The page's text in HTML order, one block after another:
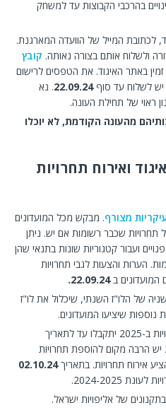
בהרכבי הקבוצות עד למשחק
לכתובת המייל של הוועדה המארגנת.
ולשלוח אותם בצורה נאותה. קובץ
זמין באתר האיגוד. את הטפסים לרישום
יש לשלוח עד סוף22.09.24. נא
ראוי של תחילת העונה.
מהעונה הקודמת, לא יוכלו
ואירוח תחרויות
מצורף. מבקש מכל המועדונים
תחרויות שכבר רשומות אם יש. ניתן
ועבור קטגוריות שונות בתנאי שהן
הערות והצעות לגבי תחרויות
22.09.24.
של הלו"ז השנתי, שיכלול את לו"ז
נוספות שיציעו המועדונים.
לתאריך
. בלו"ז של שנת 2025 יש הרבה מקום להוספת תחרויות
אירוח תחרויות. בתאריך02.10.24
2024-2025.
של אליפויות ישראל.